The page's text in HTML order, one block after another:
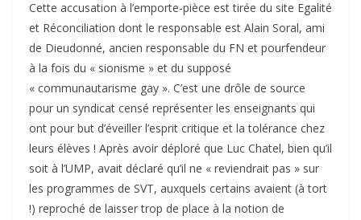
Cette accusation à l’emporte-pièce est tirée du site Egalité
et Réconciliation dont le responsable est Alain Soral, ami
de Dieudonné, ancien responsable du FN et pourfendeur
à la fois du « sionisme » et du supposé
« communautarisme gay ». C’est une drôle de source
pour un syndicat censé représenter les enseignants qui
ont pour but d’éveiller l’esprit critique et la tolérance chez
leurs élèves ! Après avoir déploré que Luc Chatel, bien qu’il
soit à l’UMP, avait déclaré qu’il ne « reviendrait pas » sur
les programmes de SVT, auxquels certains avaient (à tort
!) reproché de laisser trop de place à la notion de